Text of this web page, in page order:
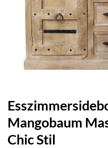
Mangobaum
Chic Stil